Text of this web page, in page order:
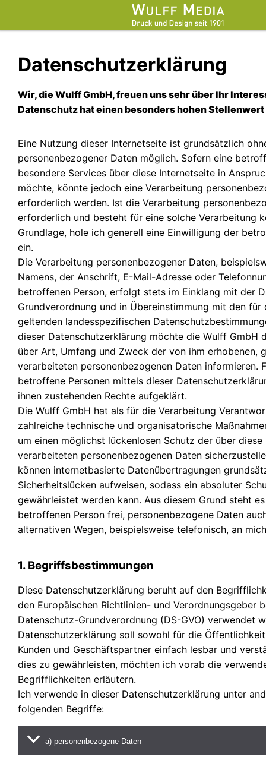
Datenschutz­erklärung
Wir, die Wulff GmbH, freuen uns sehr über Ihr
Datenschutz hat einen besonders hohen
Eine Nutzung dieser Internetseite ist grundsätzlich
personenbezogener Daten möglich. Sofern eine
besondere Services über diese Internetseite in
möchte, könnte jedoch eine Verarbeitung
erforderlich werden. Ist die Verarbeitung
erforderlich und besteht für eine solche Verarbeitung
Grundlage, hole ich generell eine Einwilligung der
ein.
Die Verarbeitung personenbezogener Daten,
Namens, der Anschrift, E-Mail-Adresse oder
betroffenen Person, erfolgt stets im Einklang mit der
Grundverordnung und in Übereinstimmung mit den für
geltenden landesspezifischen
dieser Datenschutzerklärung möchte die Wulff GmbH
über Art, Umfang und Zweck der von ihm erhobenen,
verarbeiteten personenbezogenen Daten informieren.
betroffene Personen mittels dieser
ihnen zustehenden Rechte aufgeklärt.
Die Wulff GmbH hat als für die Verarbeitung
zahlreiche technische und organisatorische
um einen möglichst lückenlosen Schutz der über
verarbeiteten personenbezogenen Daten
können internetbasierte Datenübertragungen
Sicherheitslücken aufweisen, sodass ein absoluter
gewährleistet werden kann. Aus diesem Grund steht
betroffenen Person frei, personenbezogene Daten
alternativen Wegen, beispielsweise telefonisch, an
1. Begriffsbestimmungen
Diese Datenschutzerklärung beruht auf den
den Europäischen Richtlinien- und Verordnungsgeber
Datenschutz-Grundverordnung (DS-GVO) verwendet
Datenschutzerklärung soll sowohl für die
Kunden und Geschäftspartner einfach lesbar und
dies zu gewährleisten, möchten ich vorab die
Begrifflichkeiten erläutern.
Ich verwende in dieser Datenschutzerklärung unter
folgenden Begriffe:
a) personenbezogene Daten